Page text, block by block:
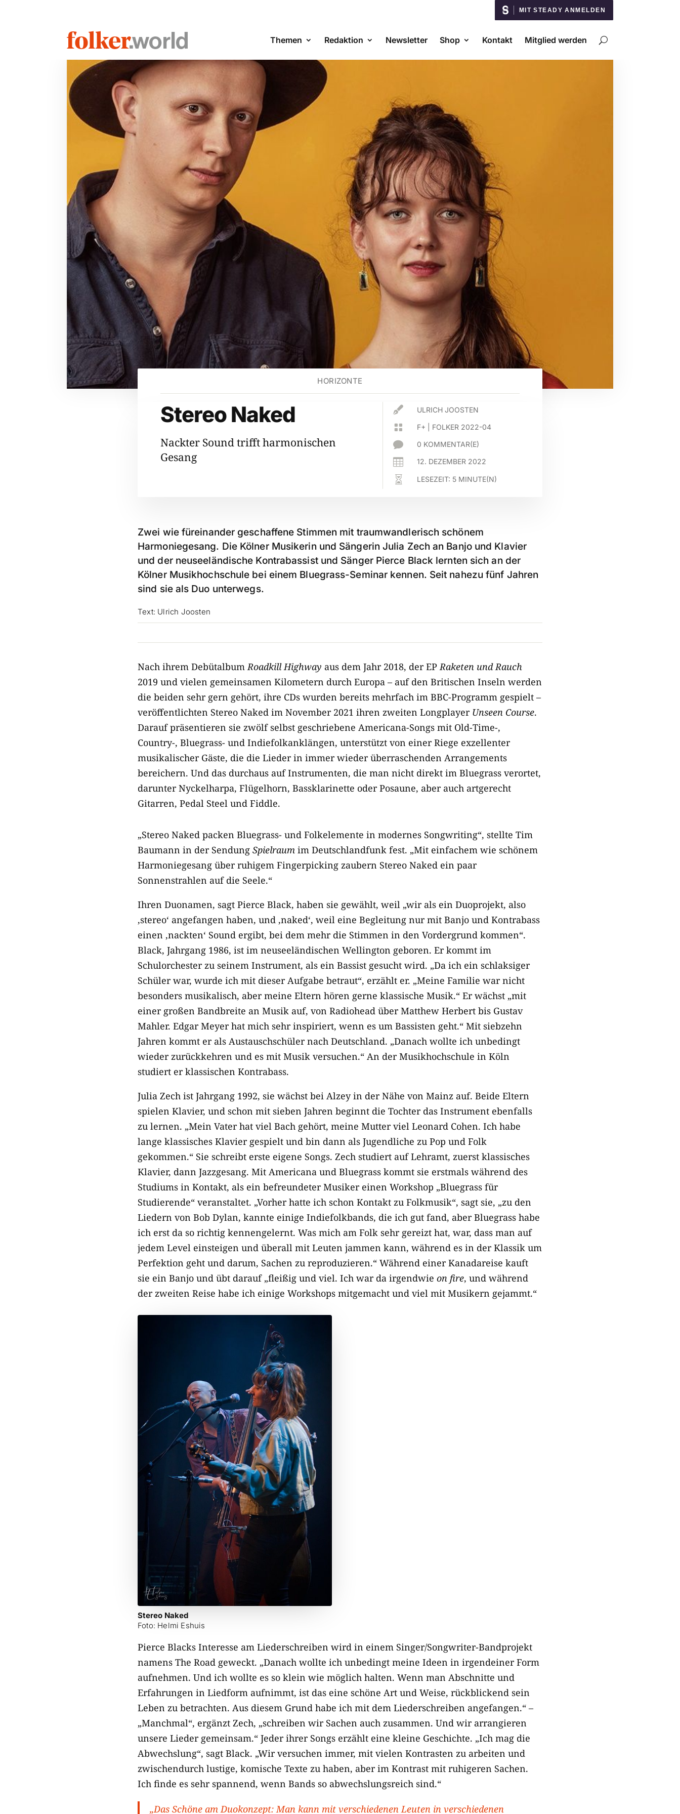
MIT STEADY ANMELDEN
Themen Redaktion Newsletter Shop Kontakt Mitglied werden
HORIZONTE
Stereo Naked
Nackter Sound trifft harmonischen
Gesang
 ULRICH JOOSTEN
 F+ FOLKER 2022-04
 0 KOMMENTAR(E)
 12. DEZEMBER 2022
 LESEZEIT: 5 MINUTE(N)
Zwei wie füreinander geschaffene Stimmen mit traumwandlerisch schönem
Harmoniegesang. Die Kölner Musikerin und Sängerin Julia Zech an Banjo und Klavier
und der neuseeländische Kontrabassist und Sänger Pierce Black lernten sich an der
Kölner Musikhochschule bei einem Bluegrass-Seminar kennen. Seit nahezu fünf Jahren
sind sie als Duo unterwegs.
Text: Ulrich Joosten
Nach ihrem DebütalbumRoadkill Highway aus dem Jahr 2018, der EPRaketen und Rauch
2019 und vielen gemeinsamen Kilometern durch Europa – auf den Britischen Inseln werden
die beiden sehr gern gehört, ihre CDs wurden bereits mehrfach im BBC-Programm gespielt –
veröffentlichten Stereo Naked im November 2021 ihren zweiten Longplayer Unseen Course.
Darauf präsentieren sie zwölf selbst geschriebene Americana-Songs mit Old-Time-,
Country-, Bluegrass- und Indiefolkanklängen, unterstützt von einer Riege exzellenter
musikalischer Gäste, die die Lieder in immer wieder überraschenden Arrangements
bereichern. Und das durchaus auf Instrumenten, die man nicht direkt im Bluegrass verortet,
darunter Nyckelharpa, Flügelhorn, Bassklarinette oder Posaune, aber auch artgerecht
Gitarren, Pedal Steel und Fiddle.
„Stereo Naked packen Bluegrass- und Folkelemente in modernes Songwriting“, stellte Tim
Baumann in der Sendung Spielraum im Deutschlandfunk fest. „Mit einfachem wie schönem
Harmoniegesang über ruhigem Fingerpicking zaubern Stereo Naked ein paar
Sonnenstrahlen auf die Seele.“
Ihren Duonamen, sagt Pierce Black, haben sie gewählt, weil „wir als ein Duoprojekt, also
‚stereo‘ angefangen haben, und ‚naked‘, weil eine Begleitung nur mit Banjo und Kontrabass
einen ‚nackten‘ Sound ergibt, bei dem mehr die Stimmen in den Vordergrund kommen“.
Black, Jahrgang 1986, ist im neuseeländischen Wellington geboren. Er kommt im
Schulorchester zu seinem Instrument, als ein Bassist gesucht wird. „Da ich ein schlaksiger
Schüler war, wurde ich mit dieser Aufgabe betraut“, erzählt er. „Meine Familie war nicht
besonders musikalisch, aber meine Eltern hören gerne klassische Musik.“ Er wächst „mit
einer großen Bandbreite an Musik auf, von Radiohead über Matthew Herbert bis Gustav
Mahler. Edgar Meyer hat mich sehr inspiriert, wenn es um Bassisten geht.“ Mit siebzehn
Jahren kommt er als Austauschschüler nach Deutschland. „Danach wollte ich unbedingt
wieder zurückkehren und es mit Musik versuchen.“ An der Musikhochschule in Köln
studiert er klassischen Kontrabass.
Julia Zech ist Jahrgang 1992, sie wächst bei Alzey in der Nähe von Mainz auf. Beide Eltern
spielen Klavier, und schon mit sieben Jahren beginnt die Tochter das Instrument ebenfalls
zu lernen. „Mein Vater hat viel Bach gehört, meine Mutter viel Leonard Cohen. Ich habe
lange klassisches Klavier gespielt und bin dann als Jugendliche zu Pop und Folk
gekommen.“ Sie schreibt erste eigene Songs. Zech studiert auf Lehramt, zuerst klassisches
Klavier, dann Jazzgesang. Mit Americana und Bluegrass kommt sie erstmals während des
Studiums in Kontakt, als ein befreundeter Musiker einen Workshop „Bluegrass für
Studierende“ veranstaltet. „Vorher hatte ich schon Kontakt zu Folkmusik“, sagt sie, „zu den
Liedern von Bob Dylan, kannte einige Indiefolkbands, die ich gut fand, aber Bluegrass habe
ich erst da so richtig kennengelernt. Was mich am Folk sehr gereizt hat, war, dass man auf
jedem Level einsteigen und überall mit Leuten jammen kann, während es in der Klassik um
Perfektion geht und darum, Sachen zu reproduzieren.“ Während einer Kanadareise kauft
sie ein Banjo und übt darauf „fleißig und viel. Ich war da irgendwie on fire, und während
der zweiten Reise habe ich einige Workshops mitgemacht und viel mit Musikern gejammt.“
Stereo Naked
Foto: Helmi Eshuis
Pierce Blacks Interesse am Liederschreiben wird in einem Singer/Songwriter-Bandprojekt
namens The Road geweckt. „Danach wollte ich unbedingt meine Ideen in irgendeiner Form
aufnehmen. Und ich wollte es so klein wie möglich halten. Wenn man Abschnitte und
Erfahrungen in Liedform aufnimmt, ist das eine schöne Art und Weise, rückblickend sein
Leben zu betrachten. Aus diesem Grund habe ich mit dem Liederschreiben angefangen.“ –
„Manchmal“, ergänzt Zech, „schreiben wir Sachen auch zusammen. Und wir arrangieren
unsere Lieder gemeinsam.“ Jeder ihrer Songs erzählt eine kleine Geschichte. „Ich mag die
Abwechslung“, sagt Black. „Wir versuchen immer, mit vielen Kontrasten zu arbeiten und
zwischendurch lustige, komische Texte zu haben, aber im Kontrast mit ruhigeren Sachen.
Ich finde es sehr spannend, wenn Bands so abwechslungsreich sind.“
„Das Schöne am Duokonzept: Man kann mit verschiedenen Leuten in verschiedenen